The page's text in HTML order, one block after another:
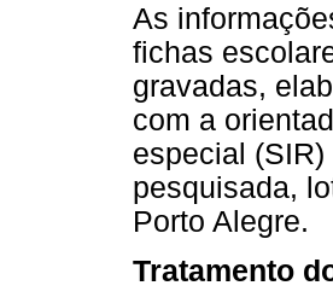
As
fichas
gravadas,
com a
especial
pesquisada,
Porto Alegre.
Tratamento